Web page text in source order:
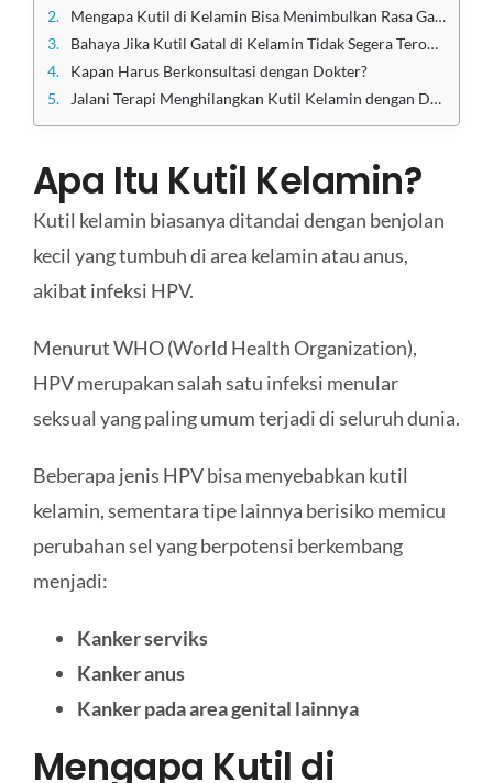
Mengapa Kutil di Kelamin Bisa Menimbulkan Rasa Gatal?
Bahaya Jika Kutil Gatal di Kelamin Tidak Segera Terobati
Kapan Harus Berkonsultasi dengan Dokter?
Jalani Terapi Menghilangkan Kutil Kelamin dengan Dokter Klinik Apollo Jakarta
Apa Itu Kutil Kelamin?
Kutil kelamin biasanya ditandai dengan benjolan
kecil yang tumbuh di area kelamin atau anus,
akibat infeksi HPV.
Menurut WHO (World Health Organization),
HPV merupakan salah satu infeksi menular
seksual yang paling umum terjadi di seluruh dunia.
Beberapa jenis HPV bisa menyebabkan kutil
kelamin, sementara tipe lainnya berisiko memicu
perubahan sel yang berpotensi berkembang
menjadi:
Kanker serviks
Kanker anus
Kanker pada area genital lainnya
Mengapa Kutil di